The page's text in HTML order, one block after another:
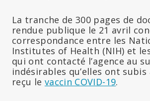
La tranche de 300 pages de
rendue publique le 21 avril
correspondance entre les
Institutes of Health (NIH) et
qui ont contacté l’agence au
indésirables qu’elles ont
reçu le vaccin COVID-19.